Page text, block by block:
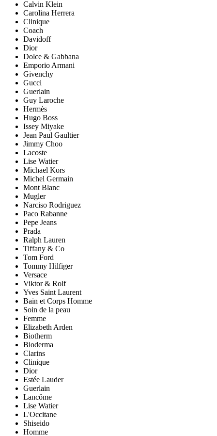
Calvin Klein
Carolina Herrera
Clinique
Coach
Davidoff
Dior
Dolce & Gabbana
Emporio Armani
Givenchy
Gucci
Guerlain
Guy Laroche
Hermès
Hugo Boss
Issey Miyake
Jean Paul Gaultier
Jimmy Choo
Lacoste
Lise Watier
Michael Kors
Michel Germain
Mont Blanc
Mugler
Narciso Rodriguez
Paco Rabanne
Pepe Jeans
Prada
Ralph Lauren
Tiffany & Co
Tom Ford
Tommy Hilfiger
Versace
Viktor & Rolf
Yves Saint Laurent
Bain et Corps Homme
Soin de la peau
Femme
Elizabeth Arden
Biotherm
Bioderma
Clarins
Clinique
Dior
Estée Lauder
Guerlain
Lancôme
Lise Watier
L'Occitane
Shiseido
Homme